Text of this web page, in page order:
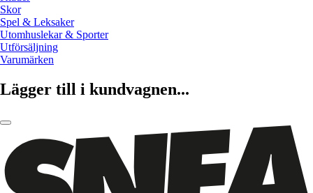
Skor
Spel & Leksaker
Utomhuslekar & Sporter
Utförsäljning
Varumärken
Lägger till i kundvagnen...